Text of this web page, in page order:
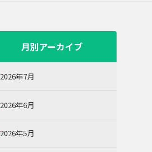
月別アーカイブ
2026年7月
2026年6月
2026年5月